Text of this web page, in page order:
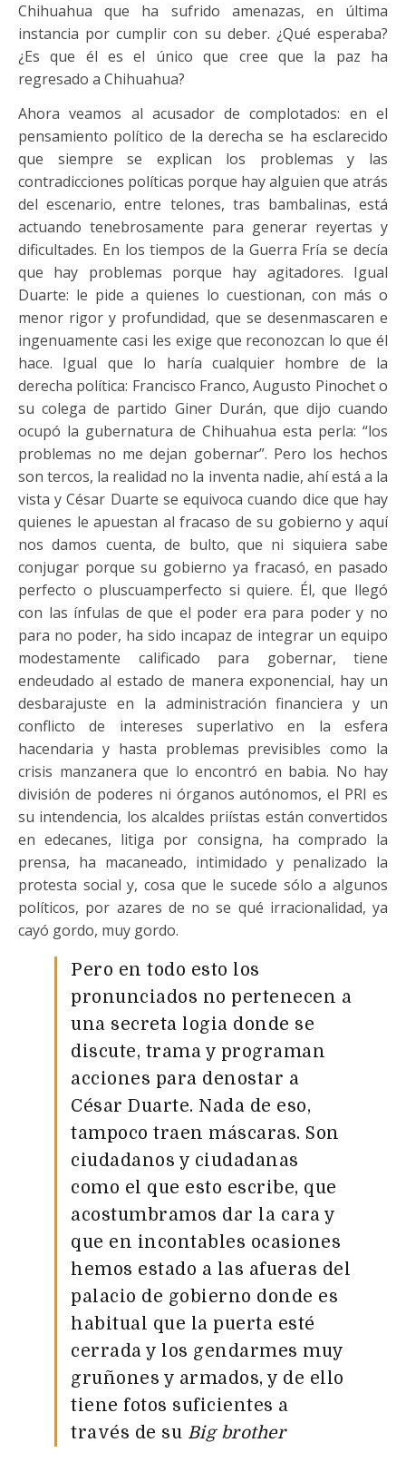
Chihuahua que ha sufrido amenazas, en última
instancia por cumplir con su deber. ¿Qué esperaba?
¿Es que él es el único que cree que la paz ha
regresado a Chihuahua?
Ahora veamos al acusador de complotados: en el
pensamiento político de la derecha se ha esclarecido
que siempre se explican los problemas y las
contradicciones políticas porque hay alguien que atrás
del escenario, entre telones, tras bambalinas, está
actuando tenebrosamente para generar reyertas y
dificultades. En los tiempos de la Guerra Fría se decía
que hay problemas porque hay agitadores. Igual
Duarte: le pide a quienes lo cuestionan, con más o
menor rigor y profundidad, que se desenmascaren e
ingenuamente casi les exige que reconozcan lo que él
hace. Igual que lo haría cualquier hombre de la
derecha política: Francisco Franco, Augusto Pinochet o
su colega de partido Giner Durán, que dijo cuando
ocupó la gubernatura de Chihuahua esta perla: “los
problemas no me dejan gobernar”. Pero los hechos
son tercos, la realidad no la inventa nadie, ahí está a la
vista y César Duarte se equivoca cuando dice que hay
quienes le apuestan al fracaso de su gobierno y aquí
nos damos cuenta, de bulto, que ni siquiera sabe
conjugar porque su gobierno ya fracasó, en pasado
perfecto o pluscuamperfecto si quiere. Él, que llegó
con las ínfulas de que el poder era para poder y no
para no poder, ha sido incapaz de integrar un equipo
modestamente calificado para gobernar, tiene
endeudado al estado de manera exponencial, hay un
desbarajuste en la administración financiera y un
conflicto de intereses superlativo en la esfera
hacendaria y hasta problemas previsibles como la
crisis manzanera que lo encontró en babia. No hay
división de poderes ni órganos autónomos, el PRI es
su intendencia, los alcaldes priístas están convertidos
en edecanes, litiga por consigna, ha comprado la
prensa, ha macaneado, intimidado y penalizado la
protesta social y, cosa que le sucede sólo a algunos
políticos, por azares de no se qué irracionalidad, ya
cayó gordo, muy gordo.
Pero en todo esto los
pronunciados no pertenecen a
una secreta logia donde se
discute, trama y programan
acciones para denostar a
César Duarte. Nada de eso,
tampoco traen máscaras. Son
ciudadanos y ciudadanas
como el que esto escribe, que
acostumbramos dar la cara y
que en incontables ocasiones
hemos estado a las afueras del
palacio de gobierno donde es
habitual que la puerta esté
cerrada y los gendarmes muy
gruñones y armados, y de ello
tiene fotos suficientes a
través de su Big brother